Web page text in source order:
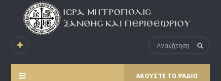
ΑΚΟΥΣΤΕ ΤΟ ΡΑΔΙΟ